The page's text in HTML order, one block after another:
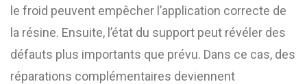
le froid peuvent empêcher l’application correcte de
la résine. Ensuite, l’état du support peut révéler des
défauts plus importants que prévu. Dans ce cas, des
réparations complémentaires deviennent